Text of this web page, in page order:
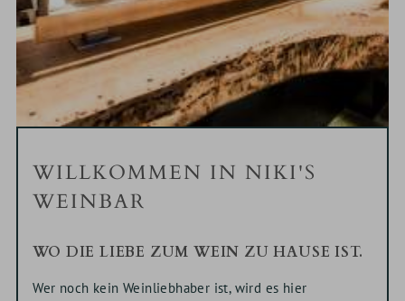
WILLKOMMEN IN NIKI'S
WEINBAR
WO DIE LIEBE ZUM WEIN ZU HAUSE IST.
Wer noch kein Weinliebhaber ist, wird es hier